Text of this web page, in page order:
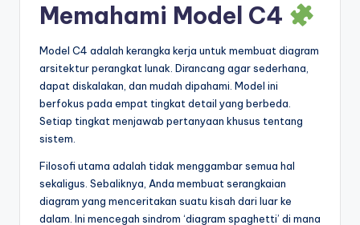
Memahami Model C4
Model C4 adalah kerangka kerja untuk membuat diagram
arsitektur perangkat lunak. Dirancang agar sederhana,
dapat diskalakan, dan mudah dipahami. Model ini
berfokus pada empat tingkat detail yang berbeda.
Setiap tingkat menjawab pertanyaan khusus tentang
sistem.
Filosofi utama adalah tidak menggambar semua hal
sekaligus. Sebaliknya, Anda membuat serangkaian
diagram yang menceritakan suatu kisah dari luar ke
dalam. Ini mencegah sindrom ‘diagram spaghetti’ di mana